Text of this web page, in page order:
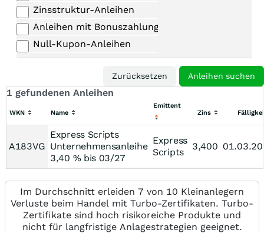
Zinsstruktur-Anleihen
Anleihen mit Bonuszahlungen
Null-Kupon-Anleihen
1 gefundenen Anleihen
WKN Name
Emittent
Zins
A183VG
Express Scripts
Unternehmensanleihe
3,40 % bis 03/27
Express
Scripts
3,400
Im Durchschnitt erleiden 7 von 10 Kleinanlegern
Verluste beim Handel mit Turbo-Zertifikaten. Turbo-
Zertifikate sind hoch risikoreiche Produkte und
nicht für langfristige Anlagestrategien geeignet.